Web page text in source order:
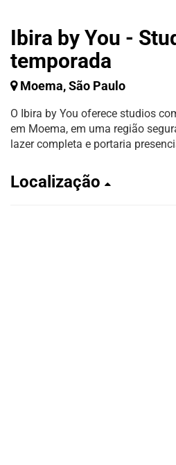
Ibira by You -
temporada
Moema, São Paulo
O Ibira by You oferece studios
em Moema, em uma região
lazer completa e portaria
Localização